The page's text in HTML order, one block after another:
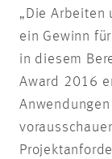
„Die Arbeiten
ein Gewinn
in diesem
Award 2016